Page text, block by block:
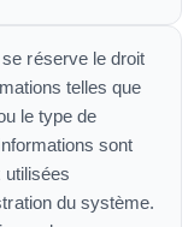
réserve le droit
telles que
le type de
sont
utilisées
du système.